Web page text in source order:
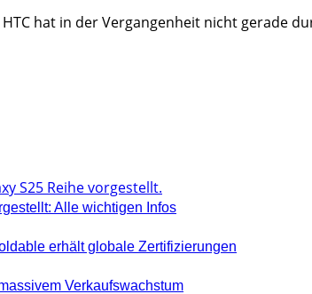
hat in der Vergangenheit nicht gerade
Alle wichtigen Infos
erhält globale Zertifizierungen
Verkaufswachstum